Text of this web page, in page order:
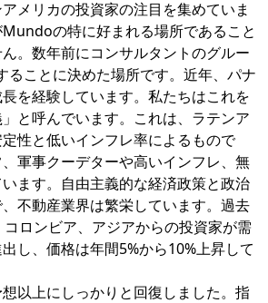
メリカの投資家の注目を集めていま
の特に好まれる場所であること
。数年前にコンサルタントのグルー
ことに決めた場所です。近年、パナ
を経験しています。私たちはこれを
」と呼んでいます。これは、ラテンア
性と低いインフレ率によるもので
軍事クーデターや高いインフレ、無
ます。自由主義的な経済政策と政治
不動産業界は繁栄しています。過去
ロンビア、アジアからの投資家が需
し、価格は年間5%から10%上昇して
以上にしっかりと回復しました。指